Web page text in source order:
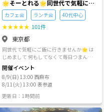
🌟そーとれる🌟同世代で気軽にご
飯会
カフェ会 ランチ会 40代中心
★★★★★ 101件
東京都
同世代で気軽にご飯に行きませんか🌟 は
じめまして 何もしてなくて毎日つまんな
いから 出掛けたりご飯 行ったりしたいん
ですが、友達も彼女もいなくて一緒に出
掛けたりご飯に行ってくれる人が誰もい
なかったので😭このサークルを作りまし
た お店とか詳しくないし不慣れな部分が
いっぱいだと思いますが 友達みたいにみ
んなで行きたいところに行って食事や会
開催イベント
8/9(日) 13:00 西麻布
8/11(火) 13:00 表参道
更新日：1時間前